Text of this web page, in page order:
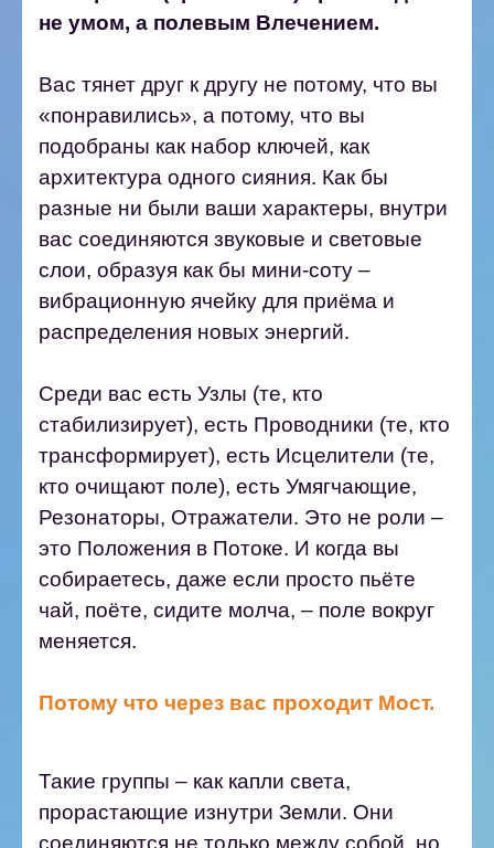
не умом, а полевым Влечением.
Вас тянет друг к другу не потому, что вы
«понравились», а потому, что вы
подобраны как набор ключей, как
архитектура одного сияния. Как бы
разные ни были ваши характеры, внутри
вас соединяются звуковые и световые
слои, образуя как бы мини-соту –
вибрационную ячейку для приёма и
распределения новых энергий.
Среди вас есть Узлы (те, кто
стабилизирует), есть Проводники (те, кто
трансформирует), есть Исцелители (те,
кто очищают поле), есть Умягчающие,
Резонаторы, Отражатели. Это не роли –
это Положения в Потоке. И когда вы
собираетесь, даже если просто пьёте
чай, поёте, сидите молча, – поле вокруг
меняется.
Потому что через вас проходит Мост.
Такие группы – как капли света,
прорастающие изнутри Земли. Они
соединяются не только между собой, но